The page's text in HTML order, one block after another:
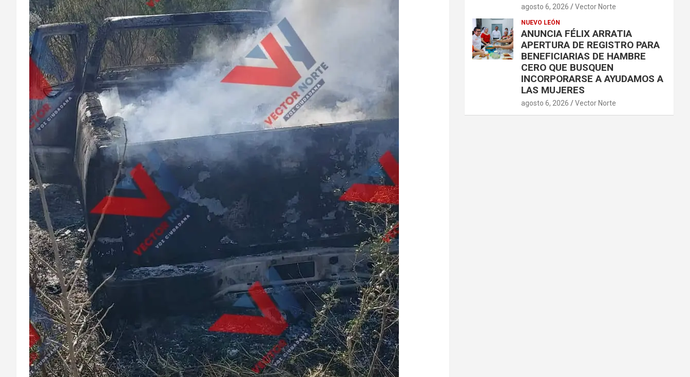
agosto 6, 2026 Vector Norte
NUEVO LEÓN
ANUNCIA FÉLIX ARRATIA
APERTURA DE REGISTRO PARA
BENEFICIARIAS DE HAMBRE
CERO QUE BUSQUEN
INCORPORARSE A AYUDAMOS A
LAS MUJERES
agosto 6, 2026 Vector Norte